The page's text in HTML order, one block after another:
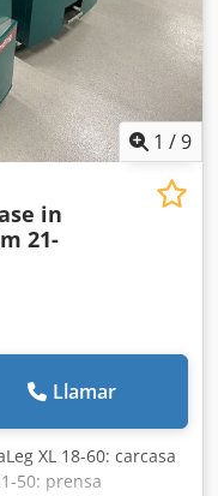
1 /9
in
21-
Llamar
XL 18-60: carcasa
50: prensa